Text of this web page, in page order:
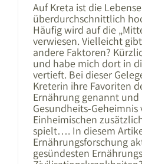
Auf Kreta ist die
überdurchschnittlich
Häufig wird auf die
verwiesen. Vielleicht
andere Faktoren?
und habe mich dort in
vertieft. Bei dieser
Kreterin ihre Favoriten
Ernährung genannt und
Gesundheits-
Einheimischen
spielt…. In diesem
Ernährungsforschung
gesündesten